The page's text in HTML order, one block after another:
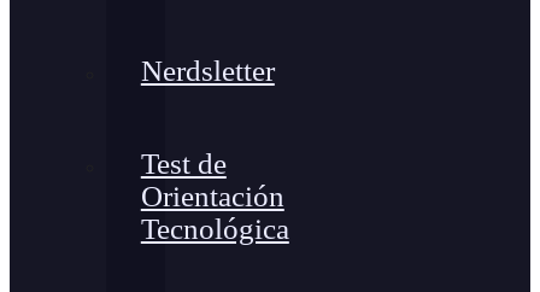
Nerdsletter
Test de
Orientación
Tecnológica